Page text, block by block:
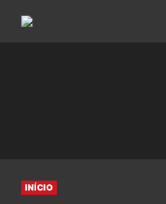
INÍCIO